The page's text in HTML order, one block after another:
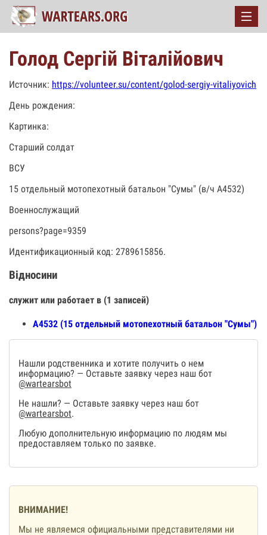
Голод Сергій Віталійович
Источник: https://volunteer.su/content/golod-sergiy-vitaliyovich
День рождения:
Картинка:
Старший солдат
ВСУ
15 отдельный мотопехотный батальон "Сумы" (в/ч А4532)
Военнослужащий
persons?page=9359
Идентификационный код: 2789615856.
Відносини
служит или работает в (1 записей)
А4532 (15 отдельный мотопехотный батальон "Сумы")
Нашли родственника и хотите получить о нем
информацию? — Оставьте заявку через наш бот
@wartearsbot
Не нашли? — Оставьте заявку через наш бот
@wartearsbot.
Любую дополнительную информацию по людям мы
предоставляем только по заявке.
ВНИМАНИЕ!
Мы не являемся официальными представителями ни